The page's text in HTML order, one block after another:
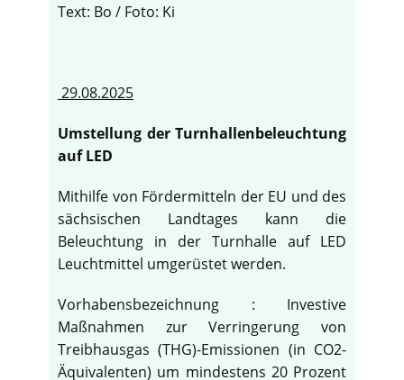
Text: Bo / Foto: Ki
29.08.2025
Umstellung der Turnhallenbeleuchtung
auf LED
Mithilfe von Fördermitteln der EU und des
sächsischen Landtages kann die
Beleuchtung in der Turnhalle auf LED
Leuchtmittel umgerüstet werden.
Vorhabensbezeichnung : Investive
Maßnahmen zur Verringerung von
Treibhausgas (THG)-Emissionen (in CO2-
Äquivalenten) um mindestens 20 Prozent